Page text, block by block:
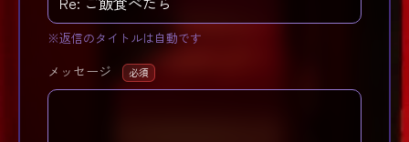
※返信のタイトルは自動です
メッセージ 必須